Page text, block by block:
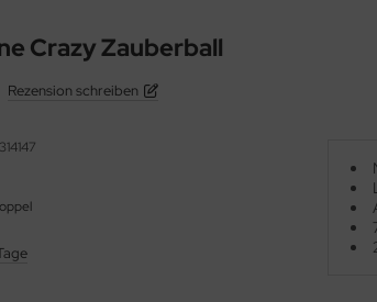
Crazy Zauberball
Rezension schreiben